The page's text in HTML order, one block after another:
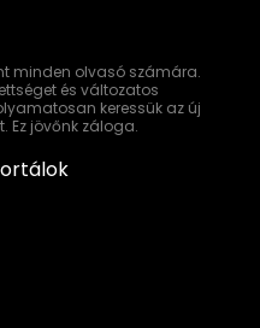
minden olvasó számára.
és változatos
keressük az új
Ez jövőnk záloga.